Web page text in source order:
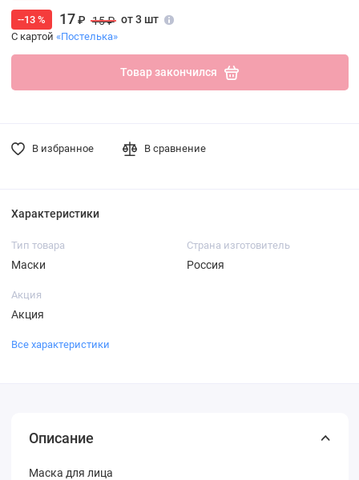
--13 % 17 ₽ 15 ₽ от 3 шт
С картой «Постелька»
Товар закончился
В избранное В сравнение
Характеристики
Тип товара
Маски
Страна изготовитель
Россия
Акция
Акция
Все характеристики
Описание
Маска для лица